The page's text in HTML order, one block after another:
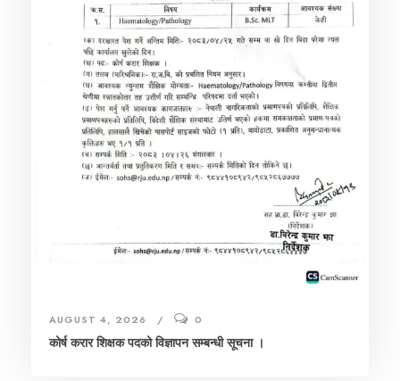
AUGUST 4, 2026
0
कोर्ष करार शिक्षक पदको विज्ञापन सम्बन्धी सूचना ।